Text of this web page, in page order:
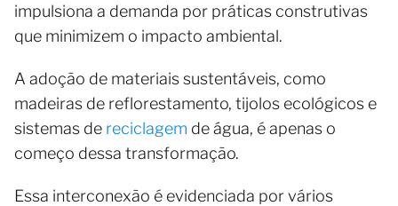
impulsiona a demanda por práticas construtivas
que minimizem o impacto ambiental.
A adoção de materiais sustentáveis, como
madeiras de reflorestamento, tijolos ecológicos e
sistemas de reciclagem de água, é apenas o
começo dessa transformação.
Essa interconexão é evidenciada por vários